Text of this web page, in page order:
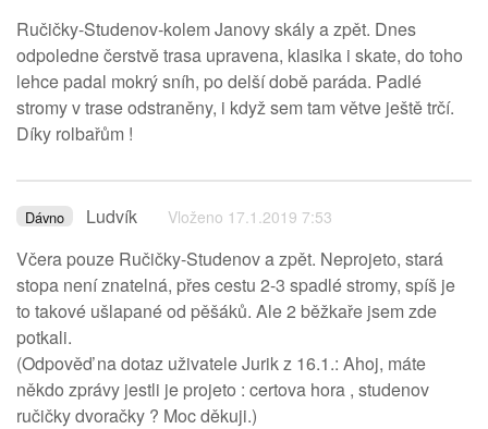
Ručičky-Studenov-kolem Janovy skály a zpět. Dnes
odpoledne čerstvě trasa upravena, klasika i skate, do toho
lehce padal mokrý sníh, po delší době paráda. Padlé
stromy v trase odstraněny, i když sem tam větve ještě trčí.
Díky rolbařům !
Dávno Ludvík Vloženo 17.1.2019 7:53
Včera pouze Ručičky-Studenov a zpět. Neprojeto, stará
stopa není znatelná, přes cestu 2-3 spadlé stromy, spíš je
to takové ušlapané od pěšáků. Ale 2 běžkaře jsem zde
potkali.
(Odpověď na dotaz uživatele Jurik z 16.1.: Ahoj, máte
někdo zprávy jestli je projeto : certova hora , studenov
ručičky dvoračky ? Moc děkuji.)